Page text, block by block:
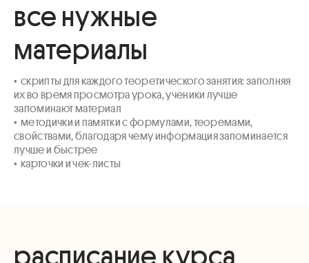
все нужные
материалы
•  скрипты для каждого теоретического занятия: заполняя
их во время просмотра урока, ученики лучше
запоминают материал
•  методички и памятки с формулами, теоремами,
свойствами, благодаря чему информация запоминается
лучше и быстрее
•  карточки и чек-листы
расписание курса